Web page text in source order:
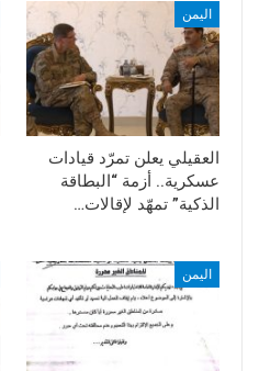
اليمن
العقيلي يعلن تمرّد قيادات
عسكرية.. أزمة “البطاقة
الذكية” تمهّد لإقالات…
اليمن